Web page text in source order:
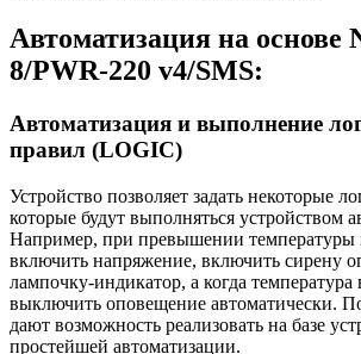
Автоматизация на основе
8/PWR-220 v4/SMS:
Автоматизация и выполнение
правил (LOGIC)
Устройство позволяет задать некоторые
которые будут выполняться устройством
Например, при превышении температуры
включить напряжение, включить сирену
лампочку-индикатор, а когда температура
выключить оповещение автоматически.
дают возможность реализовать на базе
простейшей автоматизации.